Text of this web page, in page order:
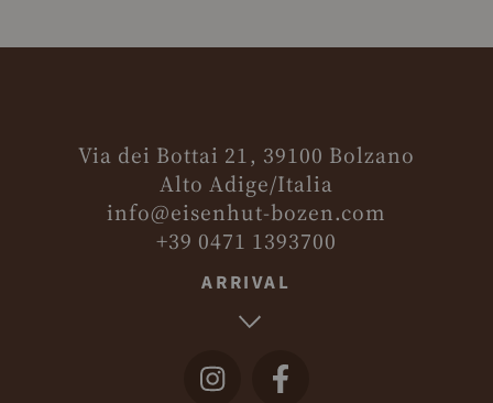
Via dei Bottai 21, 39100 Bolzano
Alto Adige/Italia
info@eisenhut-bozen.com
+39 0471 1393700
ARRIVAL